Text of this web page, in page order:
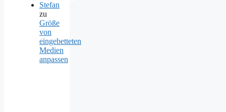
Stefan
zu
Größe
von
eingebetteten
Medien
anpassen